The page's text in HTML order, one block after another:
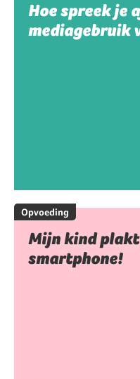
Hoe spreek je
mediagebruik
Opvoeding
Mijn kind
smartphone!